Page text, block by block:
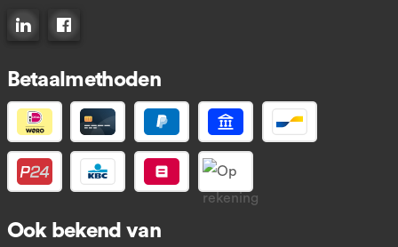
Connect op LinkedIn
Like ons op Facebook
Betaalmethoden
Ook bekend van